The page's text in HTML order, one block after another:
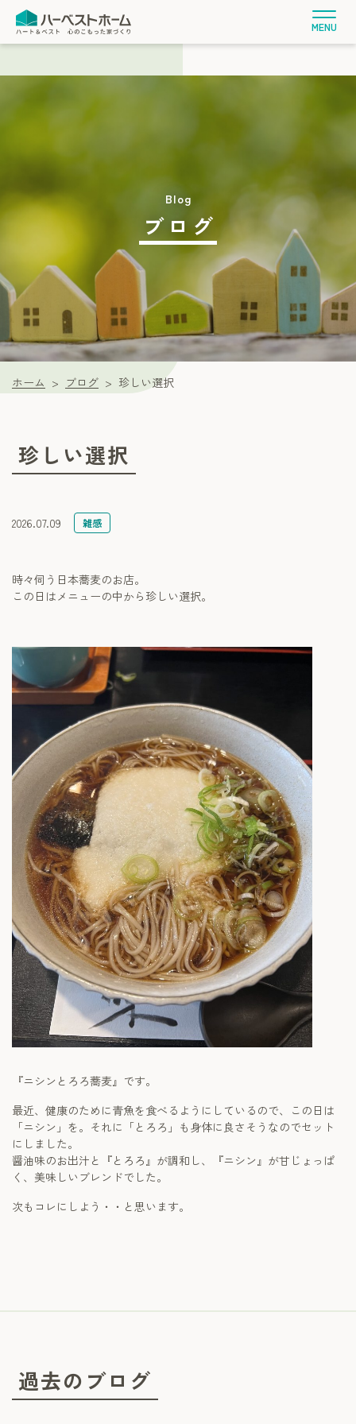
MENU
ブログ
ホーム ブログ 珍しい選択
珍しい選択
2026.07.09 雑感
時々伺う日本蕎麦のお店。
この日はメニューの中から珍しい選択。
『ニシンとろろ蕎麦』です。
最近、健康のために青魚を食べるようにしているので、この日は
「ニシン」を。それに「とろろ」も身体に良さそうなのでセット
にしました。
醤油味のお出汁と『とろろ』が調和し、『ニシン』が甘じょっぱ
く、美味しいブレンドでした。
次もコレにしよう・・と思います。
過去のブログ